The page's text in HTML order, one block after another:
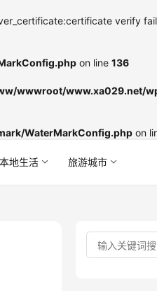
verify
on line 136
wwwroot/www.xa029.net/
WaterMarkConfig.php on
本地生活 旅游城市